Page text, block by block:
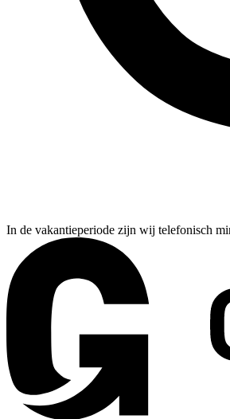
In de vakantieperiode zijn wij telefonisch